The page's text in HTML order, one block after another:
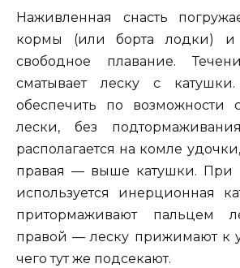
Наживленная снасть
кормы (или борта лодки) и
свободное плавание.
сматывает леску с
обеспечить по возможности
лески, без
располагается на комле
правая — выше катушки. При
используется инерционная
притормаживают пальцем
правой — леску прижимают к
чего тут же подсекают.